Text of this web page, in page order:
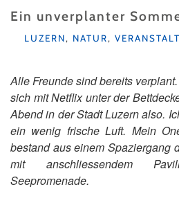
Ein unverplanter
KATEGORIEN
LUZERN, NATUR,
Alle Freunde sind bereits
sich mit Netflix unter der
Abend in der Stadt Luzern also.
ein wenig frische Luft. Mein
bestand aus einem Spaziergang
mit anschliessendem
Seepromenade.